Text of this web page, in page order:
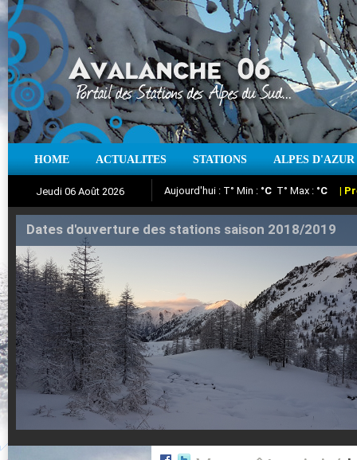
HOME ACTUALITES STATIONS ALPES D'AZUR
Jeudi 06 Août 2026
Aujourd'hui : T° Min : °CT° Max :°C |
Iso à 0° :mNeige sur 12 heures :cm
Suivez en direct l'actualité des stations